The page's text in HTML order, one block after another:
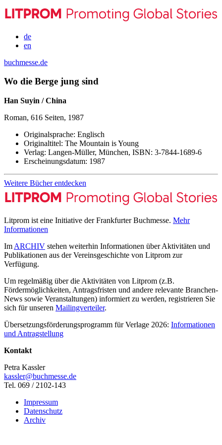
de
en
buchmesse.de
Wo die Berge jung sind
Han Suyin / China
Roman, 616 Seiten, 1987
Originalsprache: Englisch
Originaltitel: The Mountain is Young
Verlag: Langen-Müller, München, ISBN: 3-7844-1689-6
Erscheinungsdatum: 1987
Weitere Bücher entdecken
Litprom ist eine Initiative der Frankfurter Buchmesse. Mehr
Informationen
Im ARCHIV stehen weiterhin Informationen über Aktivitäten und
Publikationen aus der Vereinsgeschichte von Litprom zur
Verfügung.
Um regelmäßig über die Aktivitäten von Litprom (z.B.
Fördermöglichkeiten, Antragsfristen und andere relevante Branchen-
News sowie Veranstaltungen) informiert zu werden, registrieren Sie
sich für unseren Mailingverteiler.
Übersetzungsförderungsprogramm für Verlage 2026: Informationen
und Antragstellung
Kontakt
Petra Kassler
kassler@buchmesse.de
Tel. 069 / 2102-143
Impressum
Datenschutz
Archiv